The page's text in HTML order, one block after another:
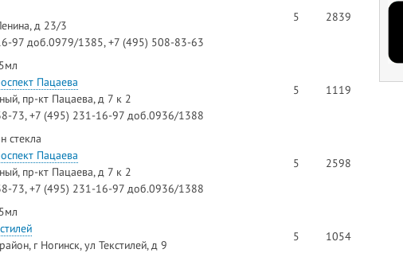
д 23/3
97 доб.0979/1385, +7 (495) 508-83-63
5 2839
Пацаева
пр-кт Пацаева, д 7 к 2
73, +7 (495) 231-16-97 доб.0936/1388
5 1119
стекла
Пацаева
пр-кт Пацаева, д 7 к 2
73, +7 (495) 231-16-97 доб.0936/1388
5 2598
г Ногинск, ул Текстилей, д 9
5 1054